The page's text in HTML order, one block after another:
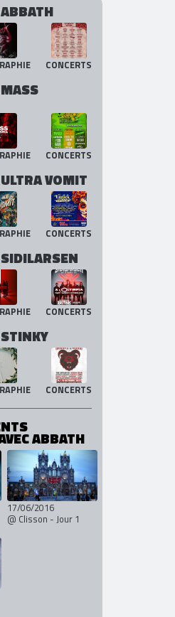
ABBATH
CONCERTS
MASS
CONCERTS
ULTRA VOMIT
CONCERTS
SIDILARSEN
CONCERTS
STINKY
CONCERTS
ABBATH
17/06/2016
@ Clisson - Jour 1